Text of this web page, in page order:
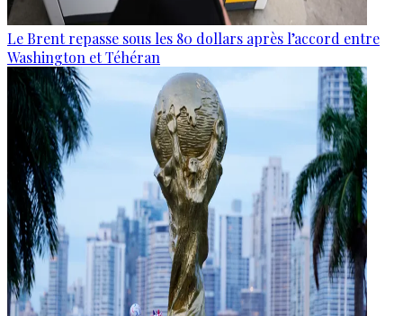
Le Brent repasse sous les 80 dollars après l’accord entre
Washington et Téhéran